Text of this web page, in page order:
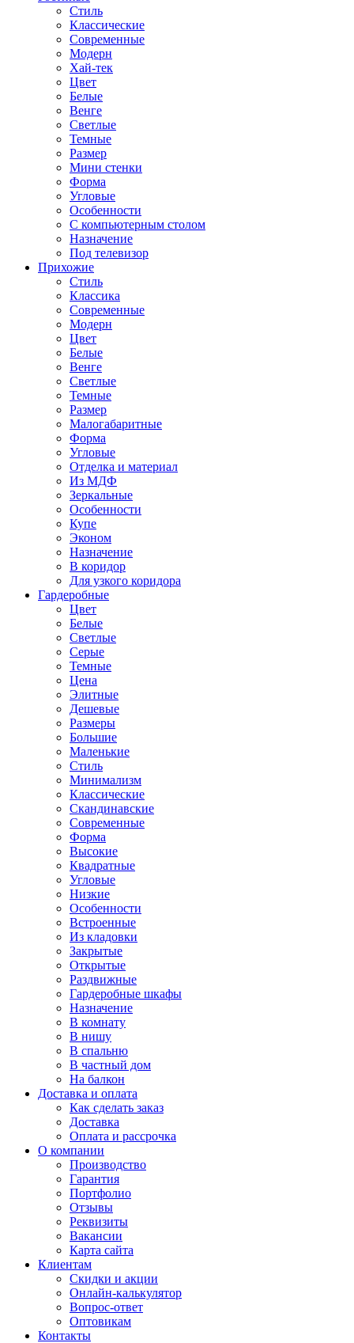
Стиль
Классические
Современные
Модерн
Хай-тек
Цвет
Белые
Венге
Светлые
Темные
Размер
Мини стенки
Форма
Угловые
Особенности
С компьютерным столом
Назначение
Под телевизор
Прихожие
Стиль
Классика
Современные
Модерн
Цвет
Белые
Венге
Светлые
Темные
Размер
Малогабаритные
Форма
Угловые
Отделка и материал
Из МДФ
Зеркальные
Особенности
Купе
Эконом
Назначение
В коридор
Для узкого коридора
Гардеробные
Цвет
Белые
Светлые
Серые
Темные
Цена
Элитные
Дешевые
Размеры
Большие
Маленькие
Стиль
Минимализм
Классические
Скандинавские
Современные
Форма
Высокие
Квадратные
Угловые
Низкие
Особенности
Встроенные
Из кладовки
Закрытые
Открытые
Раздвижные
Гардеробные шкафы
Назначение
В комнату
В нишу
В спальню
В частный дом
На балкон
Доставка и оплата
Как сделать заказ
Доставка
Оплата и рассрочка
О компании
Производство
Гарантия
Портфолио
Отзывы
Реквизиты
Вакансии
Карта сайта
Клиентам
Скидки и акции
Онлайн-калькулятор
Вопрос-ответ
Оптовикам
Контакты